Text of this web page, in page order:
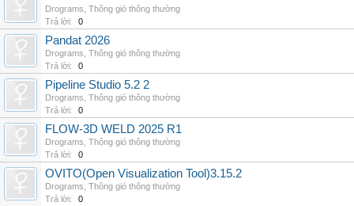
Drograms Thông gió thông thường
Trả lời:
0
Pandat 2026
Drograms Thông gió thông thường
Trả lời:
0
Pipeline Studio 5.2 2
Drograms Thông gió thông thường
Trả lời:
0
FLOW-3D WELD 2025 R1
Drograms Thông gió thông thường
Trả lời:
0
OVITO(Open Visualization Tool)3.15.2
Drograms Thông gió thông thường
Trả lời:
0